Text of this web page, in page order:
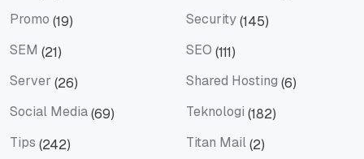
Promo (19) Security(145)
SEM (21) SEO (111)
Server (26) Shared Hosting (6)
Social Media(69) Teknologi (182)
Tips (242) Titan Mail(2)